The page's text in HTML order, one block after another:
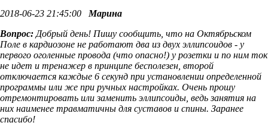
2018-06-23 21:45:00 Марина
Вопрос: Добрый день! Пишу сообщить, что на Октябрьском
Поле в кардиозоне не работают два из двух эллипсоидов - у
первого оголенные провода (что опасно!) у розетки и по ним ток
не идет и тренажер в принципе бесполезен, второй
отключается каждые 6 секунд при установлении определенной
программы или же при ручных настройках. Очень прошу
отремонтировать или заменить эллипсоиды, ведь занятия на
них наименее травматичны для суставов и спины. Заранее
спасибо!